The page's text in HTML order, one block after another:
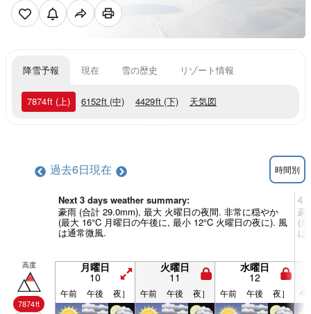
降雪予報 現在 雪の歴史 リゾート情報
7874ft (上) 6152ft (中) 4429ft (下) 天気図
過去6日現在 時間別
Next 3 days weather summary:
豪雨 (合計 29.0mm), 最大 火曜日の夜間. 非常に穏やか
(最大 16°C 月曜日の午後に, 最小 12°C 火曜日の夜に). 風
は通常微風.
4 -
豪
(
は
高度
7874ft
月曜日
10
火曜日
11
水曜日
12
午前 午後 夜］ 午前 午後 夜］ 午前 午後 夜］ 午